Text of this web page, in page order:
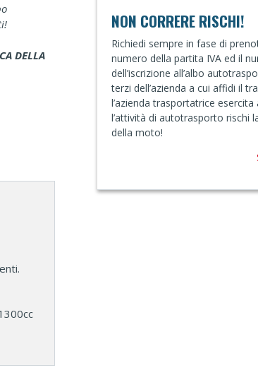
DELLA
NON CORRERE RISCHI!
Richiedi sempre in fase di
numero della partita IVA ed il
dell’iscrizione all’albo
terzi dell’azienda a cui affidi il
l’azienda trasportatrice
l’attività di autotrasporto rischi
della moto!